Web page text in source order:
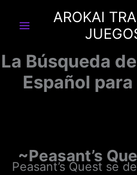
AROKAI
La Búsqueda
Español
~Peasant’s
Peasant’s Quest se